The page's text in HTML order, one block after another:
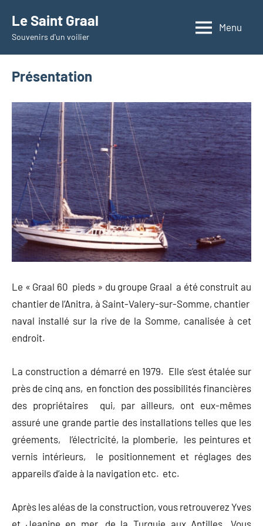
contenu
Le Saint Graal
Souvenirs d'un voilier
Menu
Présentation
Le « Graal 60 pieds » du groupe Graal a été construit au
chantier de l’Anitra, à Saint-Valery-sur-Somme, chantier
naval installé sur la rive de la Somme, canalisée à cet
endroit.
La construction a démarré en 1979. Elle s’est étalée sur
près de cinq ans, en fonction des possibilités financières
des propriétaires qui, par ailleurs, ont eux-mêmes
assuré une grande partie des installations telles que les
gréements, l’électricité, la plomberie, les peintures et
vernis intérieurs, le positionnement et réglages des
appareils d’aide à la navigation etc. etc.
Après les aléas de la construction, vous retrouverez Yves